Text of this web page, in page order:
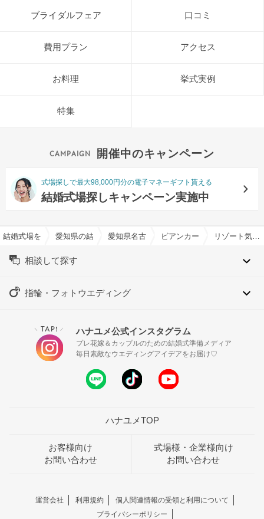
ブライダルフェア 口コミ
費用プラン アクセス
お料理 挙式実例
特集
開催中のキャンペーン
式場探しで最大98,000円分の電子マネーギフト貰える
結婚式場探しキャンペーン実施中
結婚式場を探すならハナユメ
愛知県の結婚式場一覧愛知県名古屋市の結婚式場一覧
ビアンカーラ ヒルサイドテ
相談して探す
指輪・フォトウエディング
＼ TAP! ／ ハナユメ公式インスタグラム
プレ花嫁＆カップルのための結婚式準備メディア
毎日素敵なウエディングアイデアをお届け♡
ハナユメTOP
お客様向け
お問い合わせ
式場様・企業様向け
お問い合わせ
運営会社 利用規約
個人関連情報の受領と利用について
プライバシーポリシー